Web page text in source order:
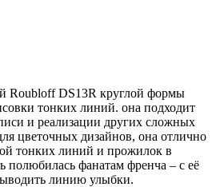
Roubloff DS13R круглой формы
тонких линий. она подходит
и реализации других сложных
цветочных дизайнов, она отлично
тонких линий и прожилок в
полюбилась фанатам френча – с её
линию улыбки.